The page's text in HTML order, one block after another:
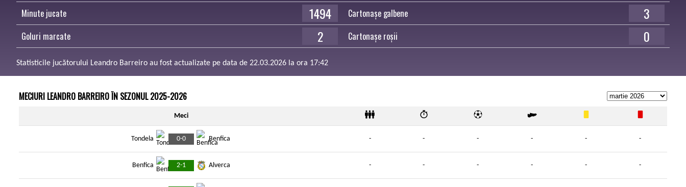
Minute jucate 1494
Goluri marcate 2
Cartonașe galbene 3
Cartonașe roșii 0
Statisticile jucătorului Leandro Barreiro au fost actualizate pe data de 22.03.2026 la ora 17:42
MECIURI LEANDRO BARREIRO ÎN SEZONUL 2025-2026
Meci
Tondela 0-0 Benfica - - - - - -
Benfica 2-1 Alverca - - - - - -